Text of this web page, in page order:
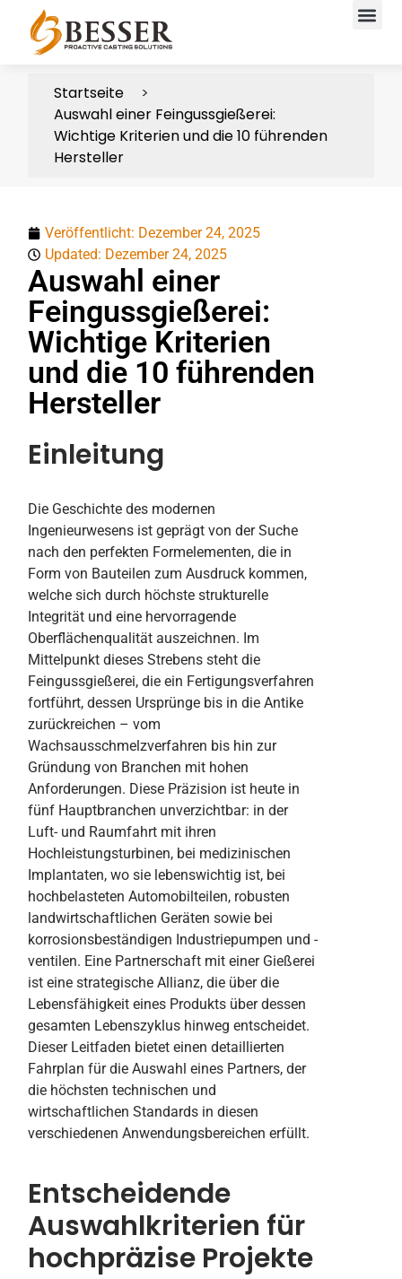
Startseite
Auswahl einer Feingussgießerei:
Wichtige Kriterien und die 10 führenden
Hersteller
Veröffentlicht: Dezember 24, 2025
Updated: Dezember 24, 2025
Auswahl einer
Feingussgießerei:
Wichtige Kriterien
und die 10 führenden
Hersteller
Einleitung
Die Geschichte des modernen
Ingenieurwesens ist geprägt von der Suche
nach den perfekten Formelementen, die in
Form von Bauteilen zum Ausdruck kommen,
welche sich durch höchste strukturelle
Integrität und eine hervorragende
Oberflächenqualität auszeichnen. Im
Mittelpunkt dieses Strebens steht die
Feingussgießerei, die ein Fertigungsverfahren
fortführt, dessen Ursprünge bis in die Antike
zurückreichen – vom
Wachsausschmelzverfahren bis hin zur
Gründung von Branchen mit hohen
Anforderungen. Diese Präzision ist heute in
fünf Hauptbranchen unverzichtbar: in der
Luft- und Raumfahrt mit ihren
Hochleistungsturbinen, bei medizinischen
Implantaten, wo sie lebenswichtig ist, bei
hochbelasteten Automobilteilen, robusten
landwirtschaftlichen Geräten sowie bei
korrosionsbeständigen Industriepumpen und -
ventilen. Eine Partnerschaft mit einer Gießerei
ist eine strategische Allianz, die über die
Lebensfähigkeit eines Produkts über dessen
gesamten Lebenszyklus hinweg entscheidet.
Dieser Leitfaden bietet einen detaillierten
Fahrplan für die Auswahl eines Partners, der
die höchsten technischen und
wirtschaftlichen Standards in diesen
verschiedenen Anwendungsbereichen erfüllt.
Entscheidende
Auswahlkriterien für
hochpräzise Projekte